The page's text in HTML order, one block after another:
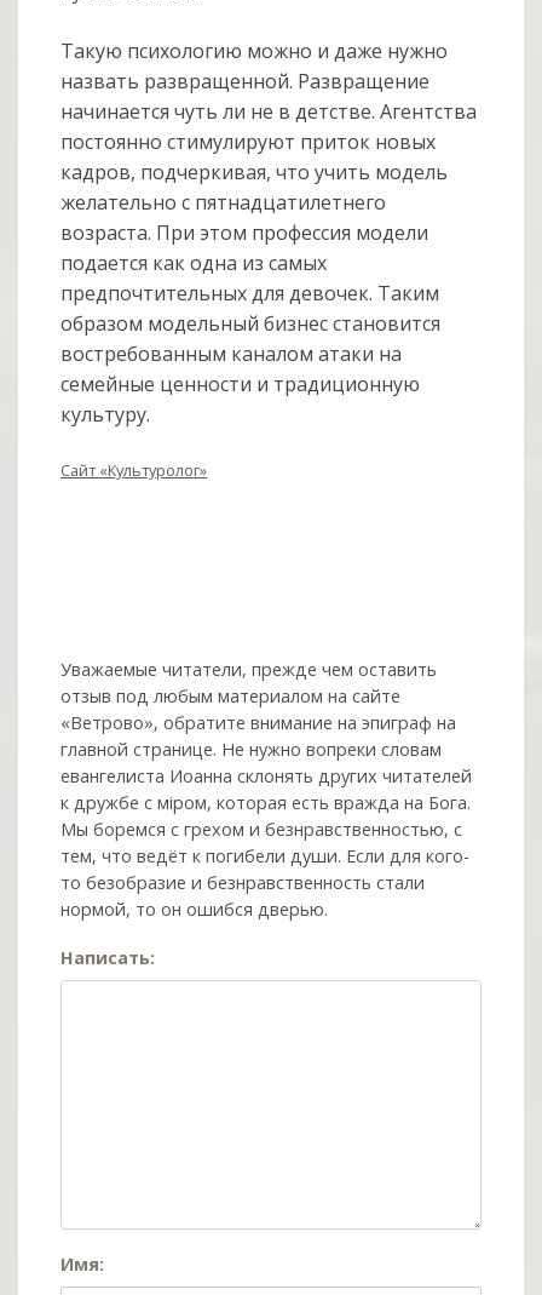
Такую психологию можно и даже нужно
назвать развращенной. Развращение
начинается чуть ли не в детстве. Агентства
постоянно стимулируют приток новых
кадров, подчеркивая, что учить модель
желательно с пятнадцатилетнего
возраста. При этом профессия модели
подается как одна из самых
предпочтительных для девочек. Таким
образом модельный бизнес становится
востребованным каналом атаки на
семейные ценности и традиционную
культуру.
Сайт «Культуролог»
Уважаемые читатели, прежде чем оставить
отзыв под любым материалом на сайте
«Ветрово», обратите внимание на эпиграф на
главной странице. Не нужно вопреки словам
евангелиста Иоанна склонять других читателей
к дружбе с мiром, которая есть вражда на Бога.
Мы боремся с грехом и без­нрав­ствен­ностью, с
тем, что ведёт к погибели души. Если для кого-
то безобразие и безнравственность стали
нормой, то он ошибся дверью.
Написать:
Имя: